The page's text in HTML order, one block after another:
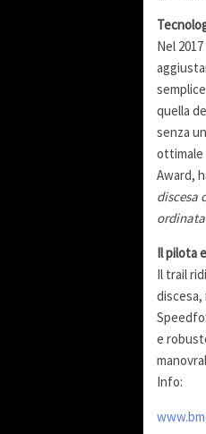
Nel
quella
senza
ottimale
Award,
discesa
Il pilota
Il trail
discesa,
e
Info: